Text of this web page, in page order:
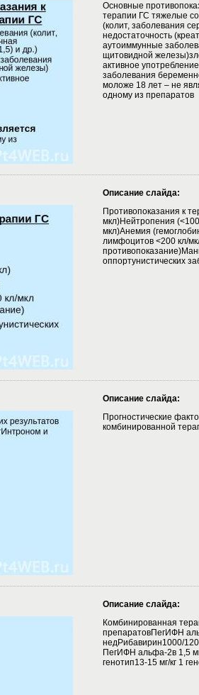
Основные
терапии ГС тяжелые
(колит, заболевания
недостаточность
аутоиммунные
щитовидной
активное
заболевания
моложе 18 лет – не
одному из препаратов
Описание слайда:
Противопоказания к
мкл)Нейтропения
мкл)Анемия
лимфоцитов <200 кл/
оппортунистических
Описание слайда:
Прогностические
комбинированной
Описание слайда:
Комбинированная
препаратовПегИФН
недРибавирин1000/
ПегИФН альфа-2в 1,5
генотип13-15 мг/кг 1